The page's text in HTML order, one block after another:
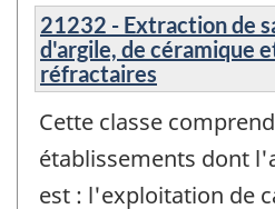
21232 - Extraction de
d'argile, de céramique
réfractaires
Cette classe
établissements dont
est : l'exploitation de